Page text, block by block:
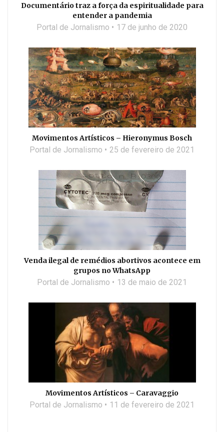
Documentário traz a força da espiritualidade para
entender a pandemia
Portal de Jornalismo 17 de junho de 2020
Movimentos Artísticos – Hieronymus Bosch
Portal de Jornalismo 25 de fevereiro de 2021
Venda ilegal de remédios abortivos acontece em
grupos no WhatsApp
Portal de Jornalismo 13 de maio de 2021
Movimentos Artísticos – Caravaggio
Portal de Jornalismo 11 de fevereiro de 2021